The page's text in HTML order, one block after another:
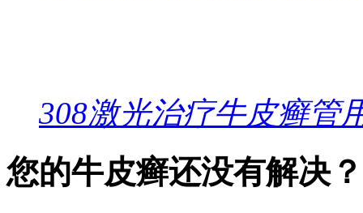
308激光治疗牛皮癣管
您的牛皮癣还没有解决？